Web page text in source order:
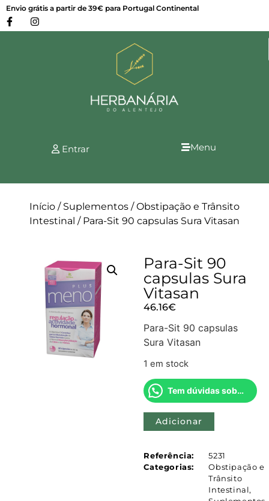
Envio grátis a partir de 39€ para Portugal Continental
Entrar Menu
Início / Suplementos /Obstipação e Trânsito
Intestinal / Para-Sit 90 capsulas Sura Vitasan
Para-Sit 90
capsulas Sura
Vitasan
46.16€
Para-Sit 90 capsulas
Sura Vitasan
1 em stock
Tem dúvidas sobre este produto?
Adicionar
Referência:
5231
Categorias:
Obstipação e
Trânsito
Intestinal,